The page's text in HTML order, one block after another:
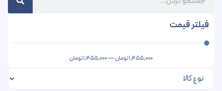
فیلتر قیمت
1,455,000تومان—
1,455,000تومان